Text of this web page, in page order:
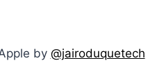
by @jairoduquetech